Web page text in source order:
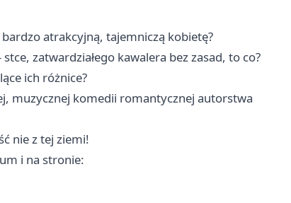
atrakcyjną, tajemniczą kobietę?
zatwardziałego kawalera bez zasad, to co?
ich różnice?
muzycznej komedii romantycznej autorstwa
nie z tej ziemi!
i na stronie: